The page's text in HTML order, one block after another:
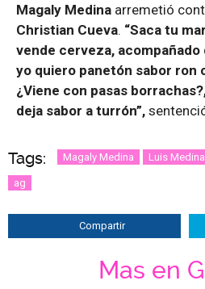
Magaly Medina arremetió
Christian Cueva. “Saca tu
vende cerveza, acompañado
yo quiero panetón sabor ron
¿Viene con pasas
deja sabor a turrón”,
Tags: Magaly Medina Luis Medina
ag
Compartir
Mas en